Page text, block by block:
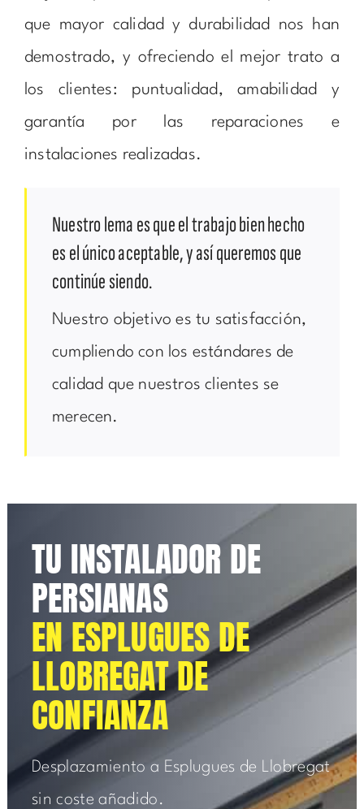
que mayor calidad y durabilidad nos han
demostrado, y ofreciendo el mejor trato a
los clientes: puntualidad, amabilidad y
garantía por las reparaciones e
instalaciones realizadas.
Nuestro lema es que el trabajo bien hecho
es el único aceptable, y así queremos que
continúe siendo.
Nuestro objetivo es tu satisfacción,
cumpliendo con los estándares de
calidad que nuestros clientes se
merecen.
TU INSTALADOR DE
PERSIANAS
EN ESPLUGUES DE
LLOBREGAT DE
CONFIANZA
Desplazamiento a Esplugues de Llobregat
sin coste añadido.